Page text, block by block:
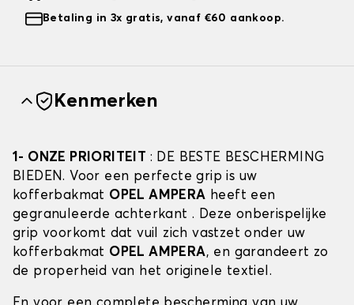
Betaling in 3x gratis, vanaf €60 aankoop.
Kenmerken
1- ONZE PRIORITEIT : DE BESTE BESCHERMING
BIEDEN. Voor een perfecte grip is uw
kofferbakmat OPEL AMPERA heeft een
gegranuleerde achterkant . Deze onberispelijke
grip voorkomt dat vuil zich vastzet onder uw
kofferbakmat OPEL AMPERA, en garandeert zo
de properheid van het originele textiel.